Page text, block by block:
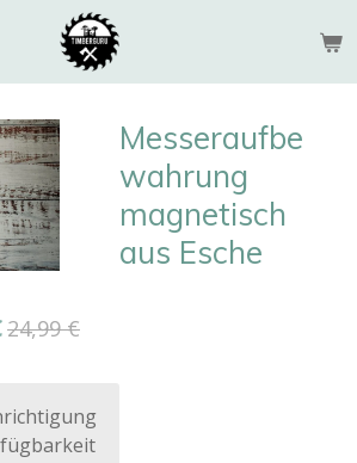
Messeraufbe
wahrung
magnetisch
aus Esche
24,99 €